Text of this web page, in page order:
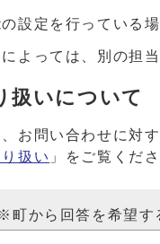
設定を行っている
よっては、別の担
扱いについて
お問い合わせに対
扱い 」をご覧くださ
から回答を希望す